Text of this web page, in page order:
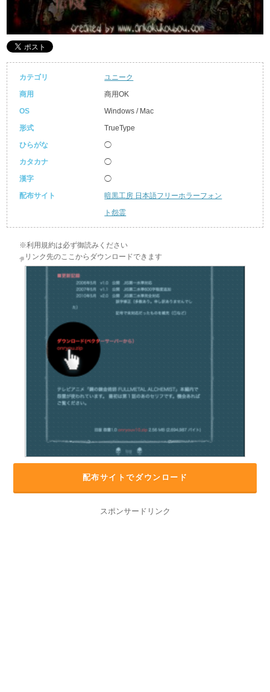
カテゴリ
ユニーク
商用
商用OK
OS
Windows / Mac
形式
TrueType
ひらがな
◯
カタカナ
◯
漢字
◯
配布サイト
暗黒工房 日本語フリーホラーフォン
ト怨霊
※利用規約は必ず御読みください
リンク先のここからダウンロードできます
配布サイトでダウンロード
スポンサードリンク